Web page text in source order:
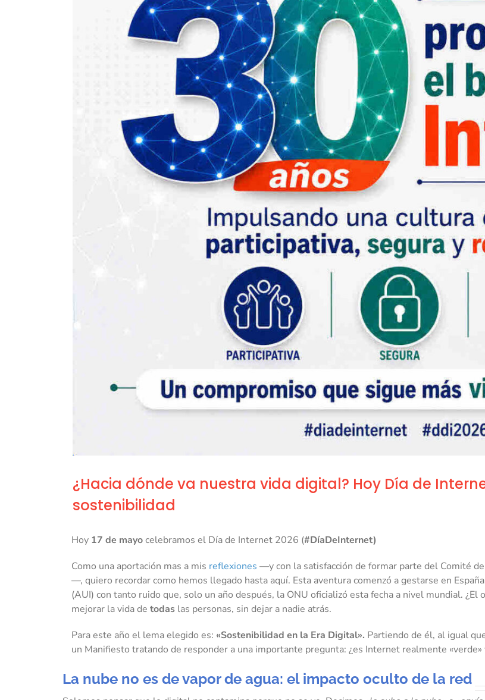
¿Hacia dónde va nuestra vida digital? Hoy Día de
sostenibilidad
Hoy 17 de mayocelebramos el Día de Internet 2026 (#DíaDeInternet)
Como una aportación mas a mis reflexiones —y con la satisfacción de formar parte del Comité
—, quiero recordar como hemos llegado hasta aquí. Esta aventura comenzó a gestarse en
(AUI) con tanto ruido que, solo un año después, la ONU oficializó esta fecha a nivel mundial.
mejorar la vida detodas las personas, sin dejar a nadie atrás.
Para este año el lema elegido es: «Sostenibilidad en la Era Digital». Partiendo de él, al igual
un Manifiesto tratando de responder a una importante pregunta: ¿es Internet realmente «verde»
La nube no es de vapor de agua: el impacto oculto de la red